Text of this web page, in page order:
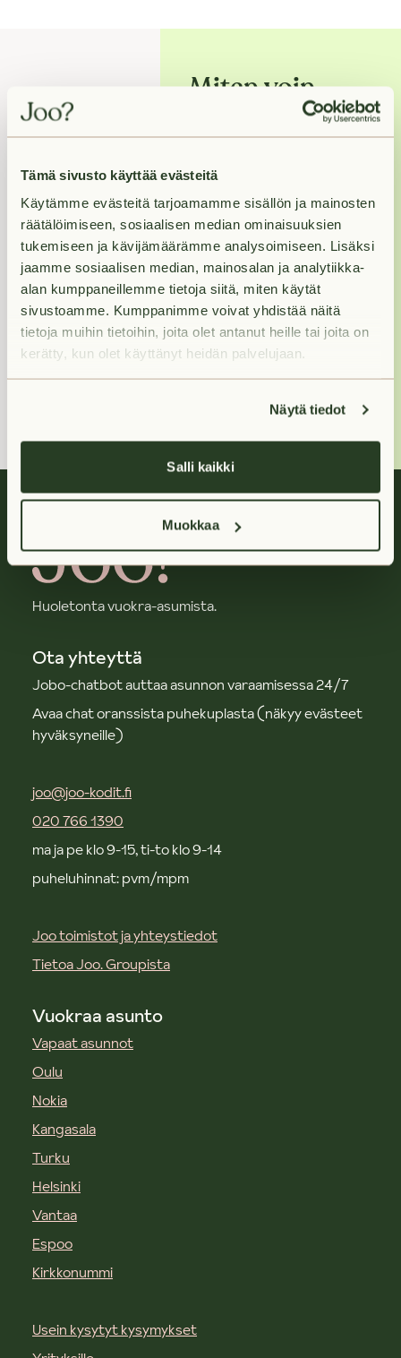
Tämä sivusto käyttää evästeitä
Käytämme evästeitä tarjoamamme sisällön ja mainosten
räätälöimiseen, sosiaalisen median ominaisuuksien
tukemiseen ja kävijämäärämme analysoimiseen. Lisäksi
jaamme sosiaalisen median, mainosalan ja analytiikka-
alan kumppaneillemme tietoja siitä, miten käytät
sivustoamme. Kumppanimme voivat yhdistää näitä
tietoja muihin tietoihin, joita olet antanut heille tai joita on
kerätty, kun olet käyttänyt heidän palvelujaan.
Näytä tiedot
Salli kaikki
Muokkaa
Miten voin
asunnon, varaa se
ensin, niin otamme
sinuun yhteyttä
näytöstä.
Ellen
+358400 213
Huoletonta vuokra-asumista.
Ota yhteyttä
Jobo-chatbot auttaa asunnon varaamisessa 24/7
Avaa chat oranssista puhekuplasta (näkyy evästeet
hyväksyneille)
joo@joo-kodit.fi
020 766 1390
ma ja pe klo 9-15, ti-to klo 9-14
puheluhinnat: pvm/mpm
Joo toimistot ja yhteystiedot
Tietoa Joo. Groupista
Vuokraa asunto
Vapaat asunnot
Oulu
Nokia
Kangasala
Turku
Helsinki
Vantaa
Espoo
Kirkkonummi
Usein kysytyt kysymykset